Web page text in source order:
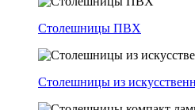
Столешницы ПВХ
Столешницы из